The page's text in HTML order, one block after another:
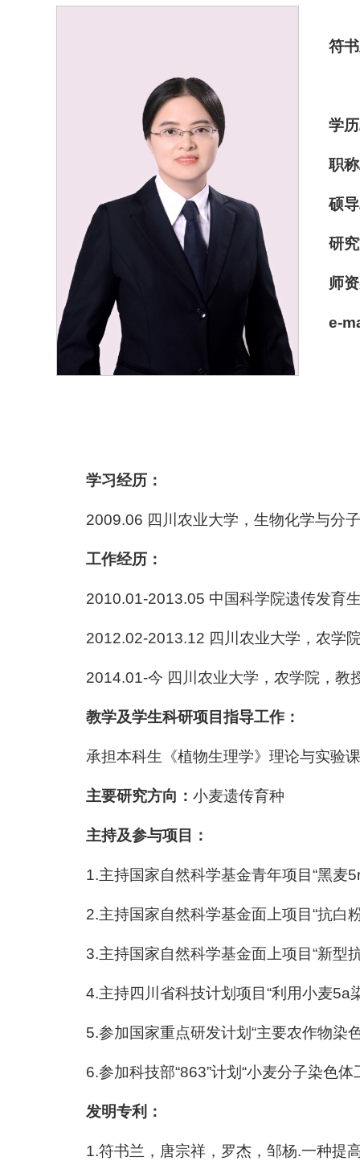
符
学
职称
硕导
研
师
e-
学习经历：
2009.06 四川农业大学，生物化学与分
工作经历：
2010.01-2013.05 中国科学院遗传发育
2012.02-2013.12 四川农业大学，农学
2014.01-今 四川农业大学，农学院，教
教学及学生科研项目指导工作：
承担本科生《植物生理学》理论与实验
主要研究方向：小麦遗传育种
主持及参与项目：
1.主持国家自然科学基金青年项目“黑
2.主持国家自然科学基金面上项目“抗
3.主持国家自然科学基金面上项目“新
4.主持四川省科技计划项目“利用小麦
5.参加国家重点研发计划“主要农作物
6.参加科技部“863”计划“小麦分子染色
发明专利：
1.符书兰，唐宗祥，罗杰，邹杨.一种提